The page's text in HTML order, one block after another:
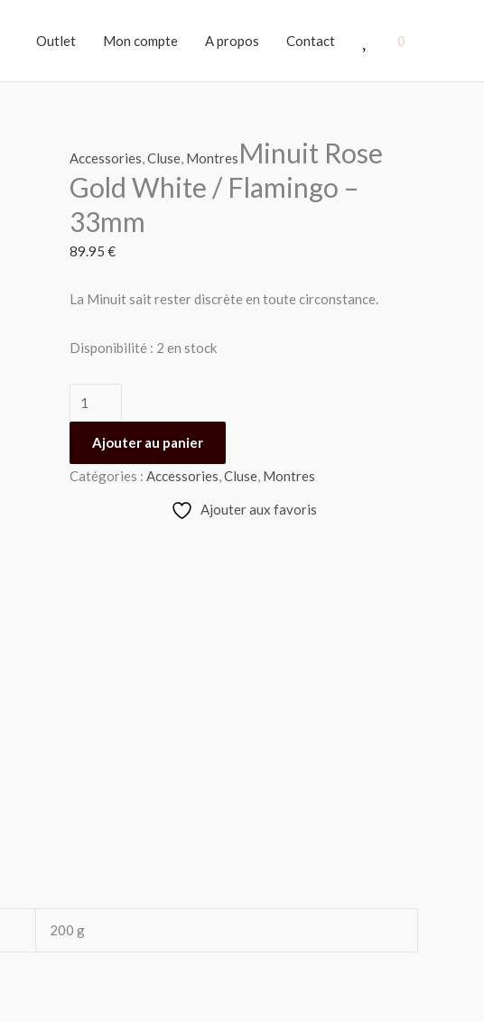
Outlet Mon compte A propos Contact Favoris
0
Accessories,Cluse, Montres Minuit Rose
Gold White / Flamingo –
33mm
89.95€
La Minuit sait rester discrète en toute circonstance.
Disponibilité : 2 en stock
Minuit
Rose
Gold
/
-
Ajouter au panier
Catégories :Accessories,Cluse, Montres
Ajouter aux favoris
200 g